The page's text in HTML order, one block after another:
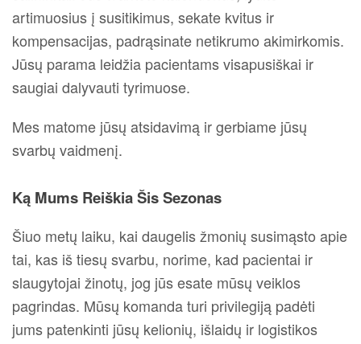
artimuosius į susitikimus, sekate kvitus ir
kompensacijas, padrąsinate netikrumo akimirkomis.
Jūsų parama leidžia pacientams visapusiškai ir
saugiai dalyvauti tyrimuose.
Mes matome jūsų atsidavimą ir gerbiame jūsų
svarbų vaidmenį.
Ką Mums Reiškia Šis Sezonas
Šiuo metų laiku, kai daugelis žmonių susimąsto apie
tai, kas iš tiesų svarbu, norime, kad pacientai ir
slaugytojai žinotų, jog jūs esate mūsų veiklos
pagrindas. Mūsų komanda turi privilegiją padėti
jums patenkinti jūsų kelionių, išlaidų ir logistikos